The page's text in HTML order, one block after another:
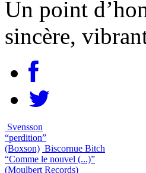
Un point
sincère,
Svensson
“perdition”
(Boxson) Biscornue Bitch
“Comme le nouvel (...)”
(Moulbert Records)